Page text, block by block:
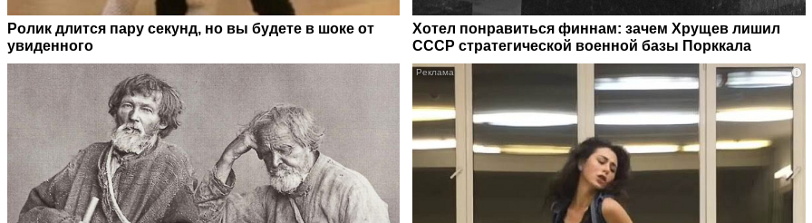
Ролик длится пару секунд, но вы будете в шоке от
увиденного
Хотел понравиться финнам: зачем Хрущев лишил
СССР стратегической военной базы Порккала
i